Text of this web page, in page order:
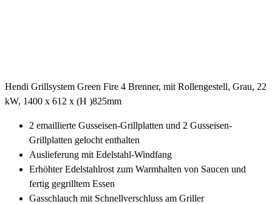
Hendi Grillsystem Green Fire 4 Brenner, mit Rollengestell, Grau, 22
kW, 1400 x 612 x (H )825mm
2 emaillierte Gusseisen-Grillplatten und 2 Gusseisen-
Grillplatten gelocht enthalten
Auslieferung mit Edelstahl-Windfang
Erhöhter Edelstahlrost zum Warmhalten von Saucen und
fertig gegrilltem Essen
Gasschlauch mit Schnellverschluss am Griller